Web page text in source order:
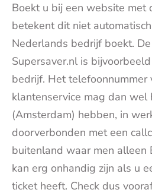
Boekt u bij een website met
betekent dit niet
Nederlands bedrijf boekt.
Supersaver.nl is
bedrijf. Het telefoonnummer
klantenservice mag dan
(Amsterdam) hebben, in
doorverbonden met een
buitenland waar men alleen
kan erg onhandig zijn als u
ticket heeft. Check dus